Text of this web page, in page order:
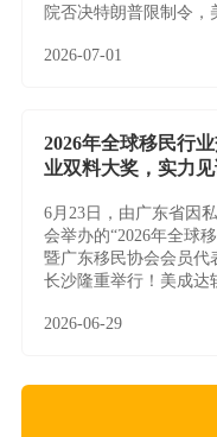
院否决特朗普限制令，
2026-07-01
2026年全球移民行
业双料大奖，实力见
6月23日，由广东省因
会举办的“2026年全球
暨广东移民协会会员代
长沙隆重举行！美成达
2026-06-29